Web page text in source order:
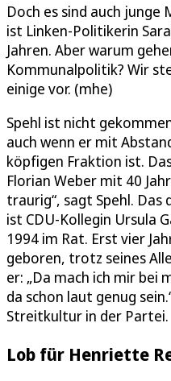
Doch es sind auch junge
ist Linken-Politikerin
Jahren. Aber warum
Kommunalpolitik? Wir
einige vor. (mhe)
Spehl ist nicht
auch wenn er mit
köpfigen Fraktion ist.
Florian Weber mit 40
traurig“, sagt Spehl.
ist CDU-Kollegin Ursula
1994 im Rat. Erst vier
geboren, trotz seines
er: „Da mach ich mir bei
da schon laut genug
Streitkultur in der Partei.
Lob für Henriette